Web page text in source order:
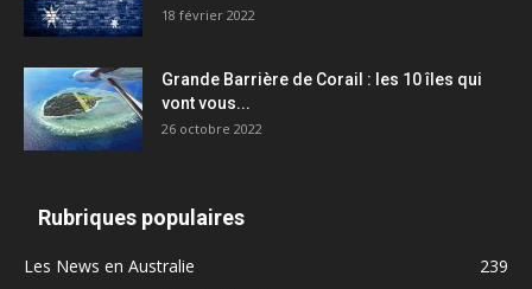
18 février 2022
Grande Barrière de Corail : les 10 îles qui
vont vous...
26 octobre 2022
Rubriques populaires
Les News en Australie
239